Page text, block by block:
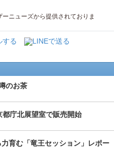
ニューズから提供されておりま
のお茶
都庁北展望室で販売開始
育む「竜王セッション」レポー